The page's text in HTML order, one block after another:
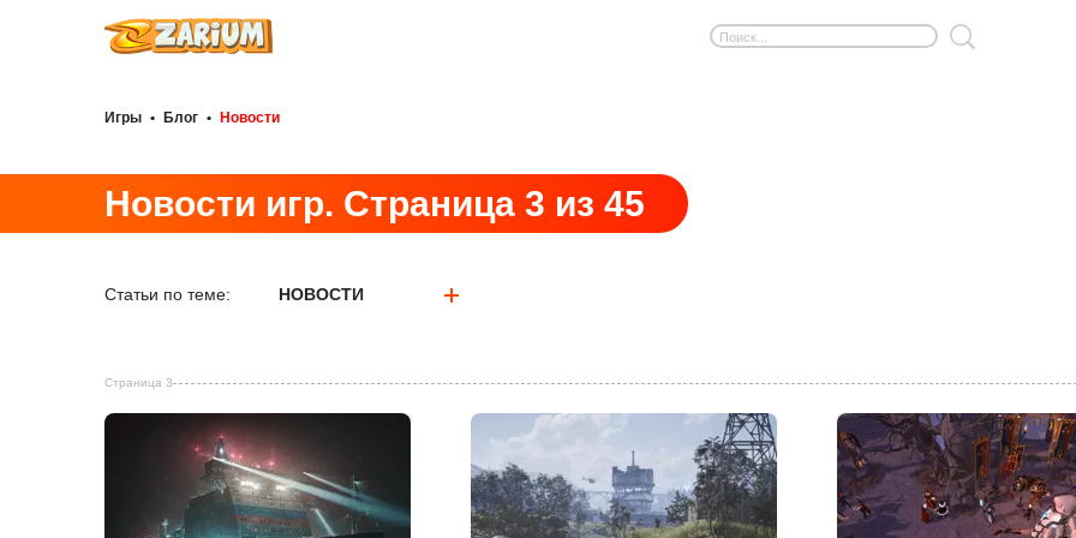
Игры • Блог • Новости
Новости игр. Страница 3 из 45
Статьи по теме: НОВОСТИ
Страница 3